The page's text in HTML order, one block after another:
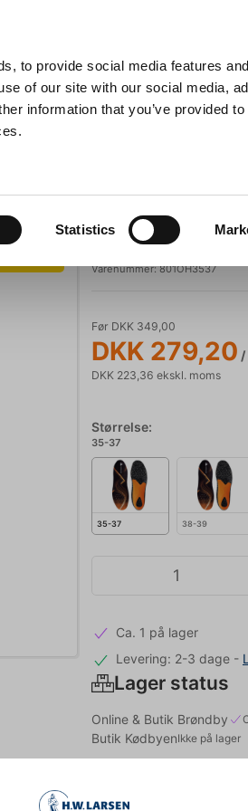
to provide social media features
of our site with our social media,
information that you’ve provided
Statistics
Søg
Grill
20%
Bjerregaard
Indlægssål
Varenummer:801OH3537
Før DKK 349,00
DKK 279,20 /
DKK 223,36 ekskl. moms
Størrelse:
35-37
35-37 38-39
Ca. 1 på lager
Levering: 2-3 dage -
Lager status
Online & Butik Brøndby
Butik KødbyenIkke på lager